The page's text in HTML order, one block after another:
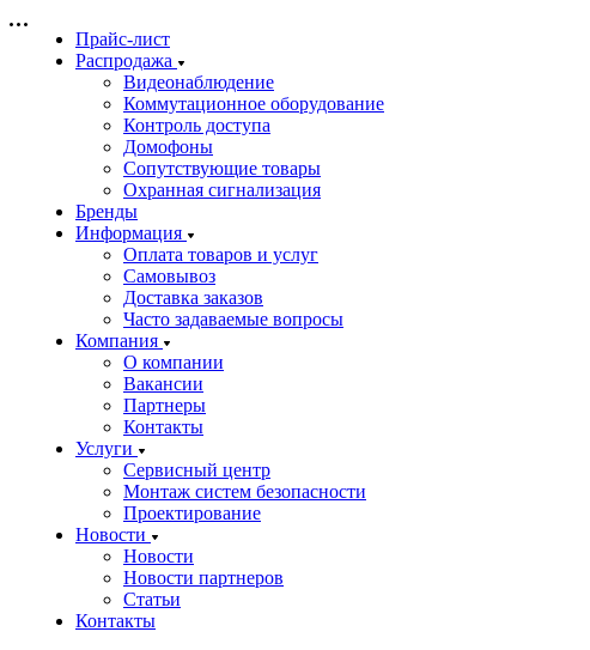
Прайс-лист
Распродажа
Видеонаблюдение
Коммутационное оборудование
Контроль доступа
Домофоны
Сопутствующие товары
Охранная сигнализация
Бренды
Информация
Оплата товаров и услуг
Самовывоз
Доставка заказов
Часто задаваемые вопросы
Компания
О компании
Вакансии
Партнеры
Контакты
Услуги
Сервисный центр
Монтаж систем безопасности
Проектирование
Новости
Новости
Новости партнеров
Статьи
Контакты